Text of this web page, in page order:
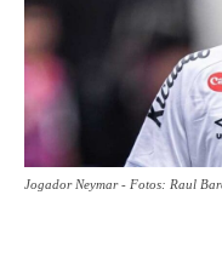
Jogador Neymar - Fotos: Raul